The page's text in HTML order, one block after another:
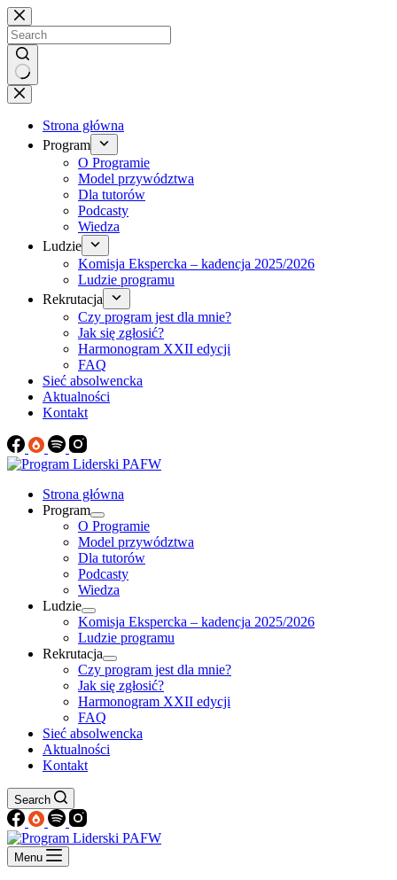
Brak
wyników
Strona główna
Program
O Programie
Model przywództwa
Dla tutorów
Podcasty
Wiedza
Ludzie
Komisja Ekspercka – kadencja 2025/2026
Ludzie programu
Rekrutacja
Czy program jest dla mnie?
Jak się zgłosić?
Harmonogram XXII edycji
FAQ
Sieć absolwencka
Aktualności
Kontakt
Strona główna
Program
O Programie
Model przywództwa
Dla tutorów
Podcasty
Wiedza
Ludzie
Komisja Ekspercka – kadencja 2025/2026
Ludzie programu
Rekrutacja
Czy program jest dla mnie?
Jak się zgłosić?
Harmonogram XXII edycji
FAQ
Sieć absolwencka
Aktualności
Kontakt
Search
Menu